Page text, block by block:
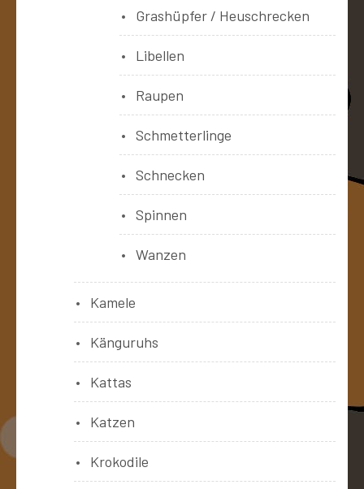
Grashüpfer / Heuschrecken
Libellen
Raupen
Schmetterlinge
Schnecken
Spinnen
Wanzen
Kamele
Känguruhs
Kattas
Katzen
Krokodile